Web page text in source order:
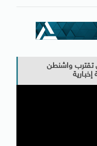
تقترب واشنطن